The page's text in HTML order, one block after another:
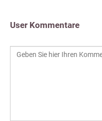
User Kommentare